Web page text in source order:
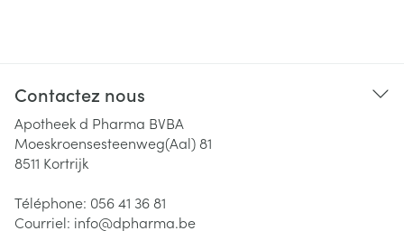
Contactez nous
Apotheek d Pharma BVBA
Moeskroensesteenweg(Aal) 81
8511 Kortrijk
Téléphone: 056 41 36 81
Courriel: info@dpharma.be